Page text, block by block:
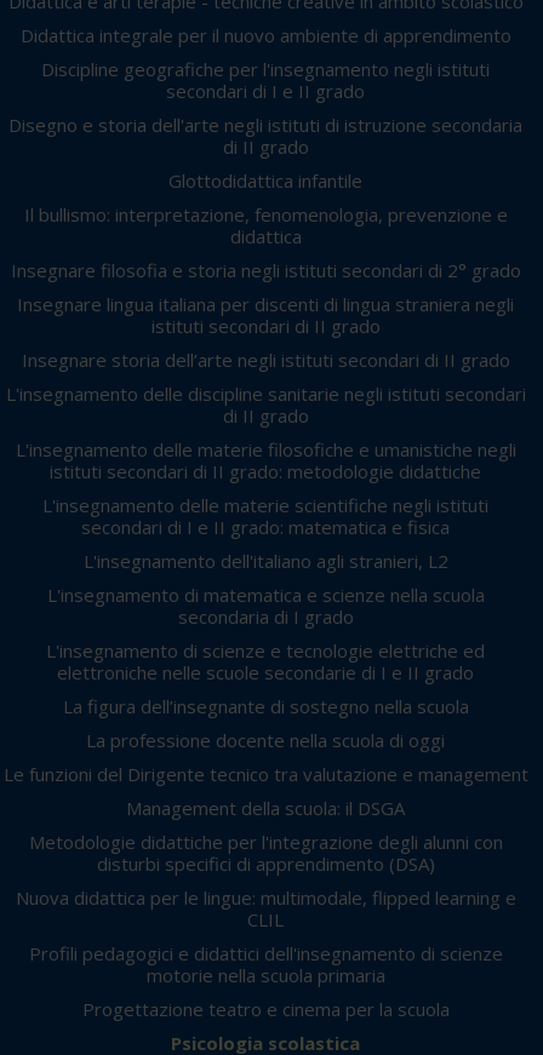
Didattica integrale per il nuovo ambiente di apprendimento
Discipline geografiche per l'insegnamento negli istituti
secondari di I e II grado
Disegno e storia dell'arte negli istituti di istruzione secondaria
di II grado
Glottodidattica infantile
Il bullismo: interpretazione, fenomenologia, prevenzione e
didattica
Insegnare filosofia e storia negli istituti secondari di 2° grado
Insegnare lingua italiana per discenti di lingua straniera negli
istituti secondari di II grado
Insegnare storia dell’arte negli istituti secondari di II grado
L'insegnamento delle discipline sanitarie negli istituti secondari
di II grado
L'insegnamento delle materie filosofiche e umanistiche negli
istituti secondari di II grado: metodologie didattiche
L'insegnamento delle materie scientifiche negli istituti
secondari di I e II grado: matematica e fisica
L'insegnamento dell'italiano agli stranieri, L2
L'insegnamento di matematica e scienze nella scuola
secondaria di I grado
L'insegnamento di scienze e tecnologie elettriche ed
elettroniche nelle scuole secondarie di I e II grado
La figura dell’insegnante di sostegno nella scuola
La professione docente nella scuola di oggi
Le funzioni del Dirigente tecnico tra valutazione e management
Management della scuola: il DSGA
Metodologie didattiche per l'integrazione degli alunni con
disturbi specifici di apprendimento (DSA)
Nuova didattica per le lingue: multimodale, flipped learning e
CLIL
Profili pedagogici e didattici dell'insegnamento di scienze
motorie nella scuola primaria
Progettazione teatro e cinema per la scuola
Psicologia scolastica